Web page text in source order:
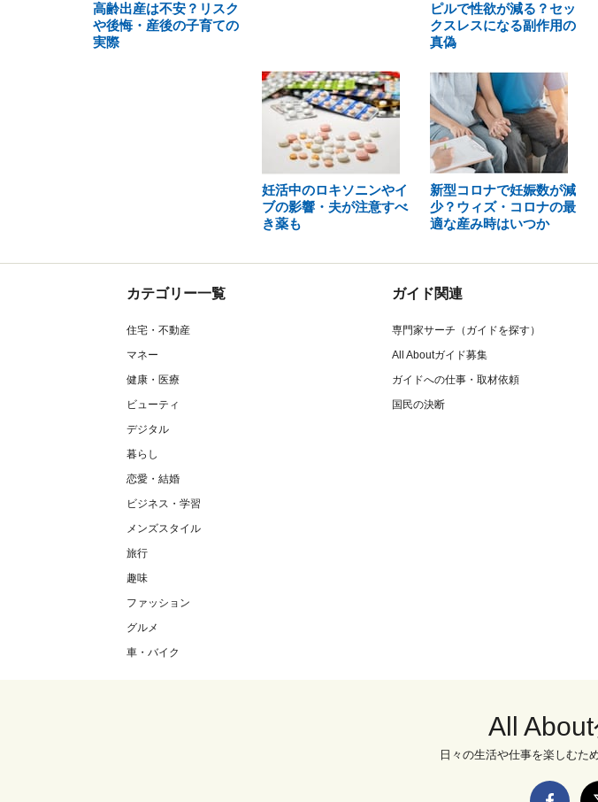
高齢出産は不安？リスク
や後悔・産後の子育ての
実際
ピルで性欲が減る？セッ
クスレスになる副作用の
真偽
妊活中のロキソニンやイ
ブの影響・夫が注意すべ
き薬も
新型コロナで妊娠数が減
少？ウィズ・コロナの最
適な産み時はいつか
カテゴリー一覧
住宅・不動産
マネー
健康・医療
ビューティ
デジタル
暮らし
恋愛・結婚
ビジネス・学習
メンズスタイル
旅行
趣味
ファッション
グルメ
車・バイク
ガイド関連
専門家サーチ（ガイドを探す）
All Aboutガイド募集
ガイドへの仕事・取材依頼
国民の決断
All
日々の生活や仕事を楽しむた